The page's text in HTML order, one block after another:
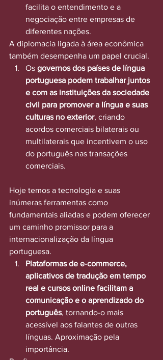
facilita o entendimento e a
negociação entre empresas de
diferentes nações.
A diplomacia ligada à área econômica
também desempenha um papel crucial.
Os governos dos países de língua
portuguesa podem trabalhar juntos
e com as instituições da sociedade
civil para promover a língua e suas
culturas no exterior, criando
acordos comerciais bilaterais ou
multilaterais que incentivem o uso
do português nas transações
comerciais.
Hoje temos a tecnologia e suas
inúmeras ferramentas como
fundamentais aliadas e podem oferecer
um caminho promissor para a
internacionalização da língua
portuguesa.
Plataformas de e-commerce,
aplicativos de tradução em tempo
real e cursos online facilitam a
comunicação e o aprendizado do
português, tornando-o mais
acessível aos falantes de outras
línguas. Aproximação pela
importância.